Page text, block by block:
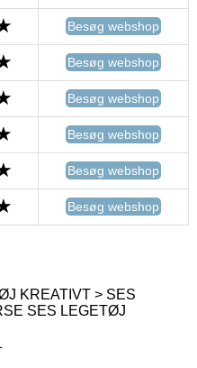
Besøg webshop
Besøg webshop
Besøg webshop
Besøg webshop
Besøg webshop
Besøg webshop
KREATIVT > SES
SES LEGETØJ